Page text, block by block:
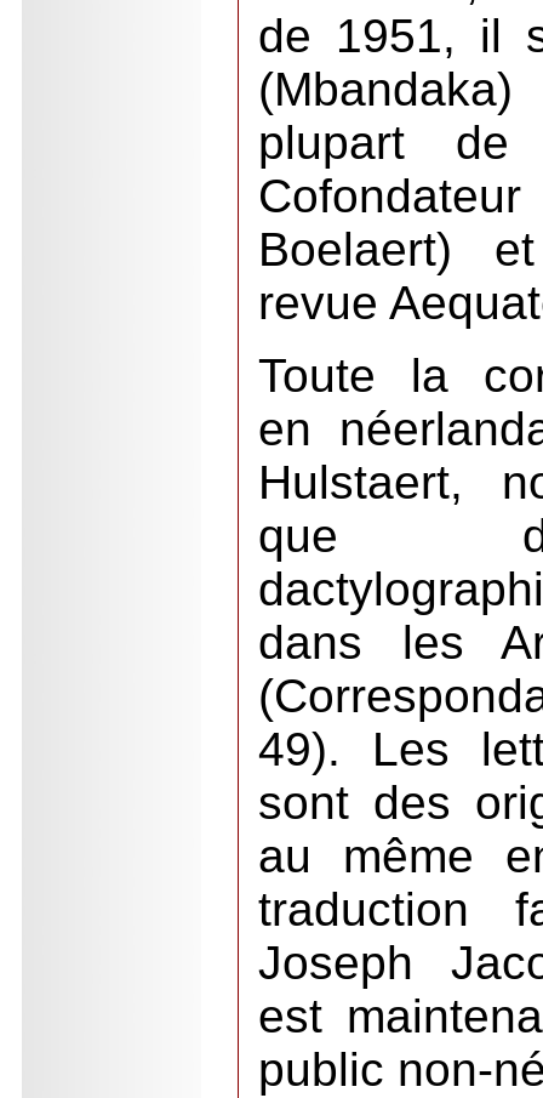
de 1951, il
plupart de
Boelaert)
revue
Toute la
en
Hulstaert,
que
dans les
49). Les
sont des
au même
traduction
Joseph
est
public non-